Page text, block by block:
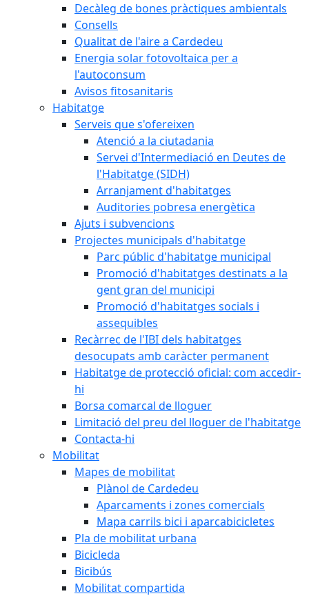
Decàleg de bones pràctiques ambientals
Consells
Qualitat de l'aire a Cardedeu
Energia solar fotovoltaica per a
l'autoconsum
Avisos fitosanitaris
Habitatge
Serveis que s'ofereixen
Atenció a la ciutadania
Servei d'Intermediació en Deutes de
l'Habitatge (SIDH)
Arranjament d'habitatges
Auditories pobresa energètica
Ajuts i subvencions
Projectes municipals d'habitatge
Parc públic d'habitatge municipal
Promoció d'habitatges destinats a la
gent gran del municipi
Promoció d'habitatges socials i
assequibles
Recàrrec de l'IBI dels habitatges
desocupats amb caràcter permanent
Habitatge de protecció oficial: com accedir-
hi
Borsa comarcal de lloguer
Limitació del preu del lloguer de l'habitatge
Contacta-hi
Mobilitat
Mapes de mobilitat
Plànol de Cardedeu
Aparcaments i zones comercials
Mapa carrils bici i aparcabicicletes
Pla de mobilitat urbana
Bicicleda
Bicibús
Mobilitat compartida